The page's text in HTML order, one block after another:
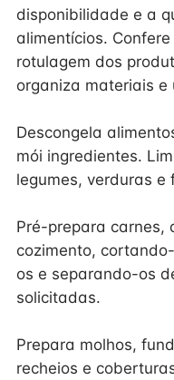
disponibilidade e a
alimentícios.
rotulagem dos
organiza materiais e
Descongela
mói ingredientes.
legumes, verduras e
Pré-prepara carnes,
cozimento,
os e separando-os
solicitadas.
Prepara molhos,
recheios e